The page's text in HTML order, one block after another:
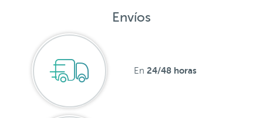
Envíos
En 24/48 horas